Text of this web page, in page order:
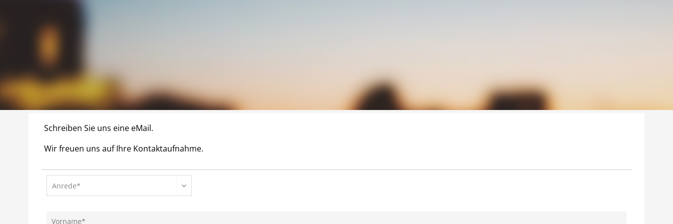
Schreiben Sie uns eine eMail.
Wir freuen uns auf Ihre Kontaktaufnahme.